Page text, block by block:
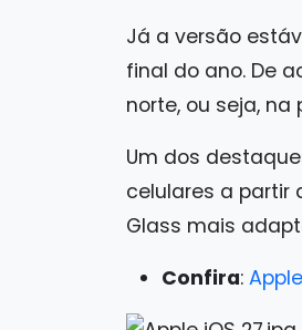
Já a versão
final do ano. De
norte, ou seja, na
Um dos
celulares a partir
Glass mais
Confira: